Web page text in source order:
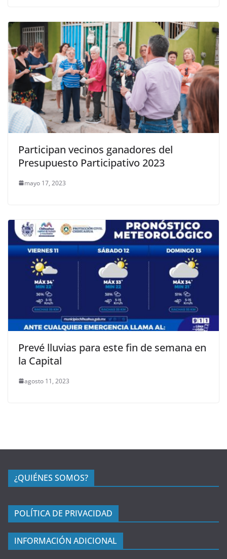
Participan vecinos ganadores del
Presupuesto Participativo 2023
mayo 17, 2023
Prevé lluvias para este fin de semana en
la Capital
agosto 11, 2023
¿QUIÉNES SOMOS?
POLÍTICA DE PRIVACIDAD
INFORMACIÓN ADICIONAL